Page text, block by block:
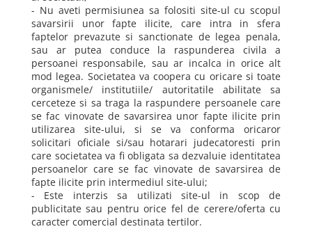
- Nu aveti permisiunea sa folositi site-ul cu scopul
savarsirii unor fapte ilicite, care intra in sfera
faptelor prevazute si sanctionate de legea penala,
sau ar putea conduce la raspunderea civila a
persoanei responsabile, sau ar incalca in orice alt
mod legea. Societatea va coopera cu oricare si toate
organismele/ institutiile/ autoritatile abilitate sa
cerceteze si sa traga la raspundere persoanele care
se fac vinovate de savarsirea unor fapte ilicite prin
utilizarea site-ului, si se va conforma oricaror
solicitari oficiale si/sau hotarari judecatoresti prin
care societatea va fi obligata sa dezvaluie identitatea
persoanelor care se fac vinovate de savarsirea de
fapte ilicite prin intermediul site-ului;
- Este interzis sa utilizati site-ul in scop de
publicitate sau pentru orice fel de cerere/oferta cu
caracter comercial destinata tertilor.